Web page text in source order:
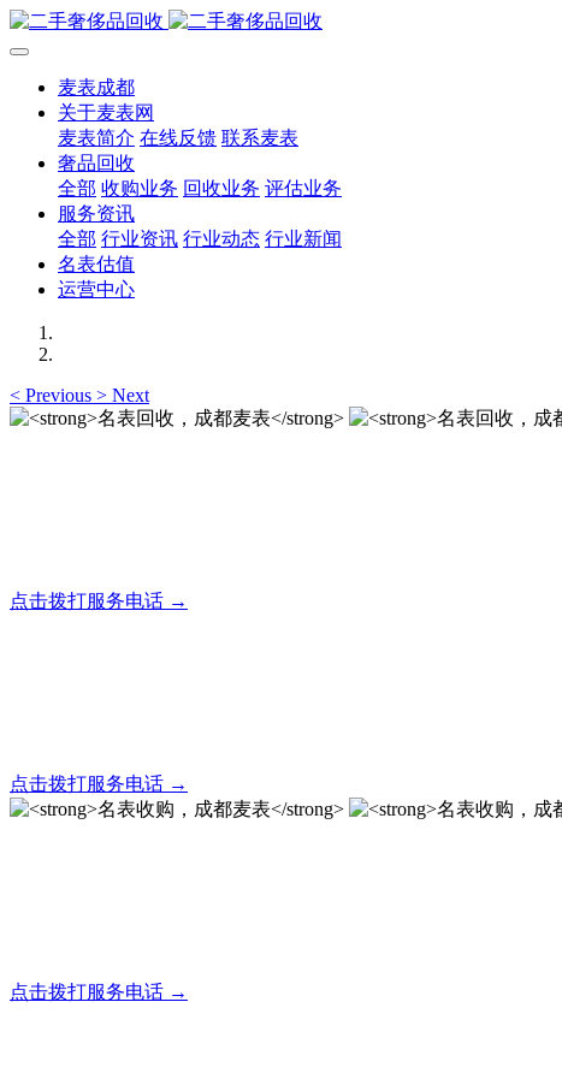
麦表成都
关于麦表网
麦表简介 在线反馈 联系麦表
奢品回收
全部 收购业务 回收业务 评估业务
服务资讯
全部 行业资讯 行业动态 行业新闻
名表估值
运营中心
< Previous > Next
点击拨打服务电话 →
点击拨打服务电话 →
点击拨打服务电话 →